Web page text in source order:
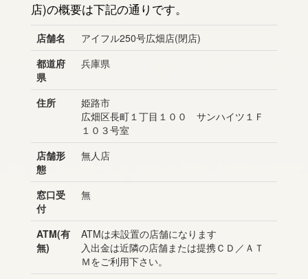
店)の概要は下記の通りです。
店舗名
アイフル250号広畑店(閉店)
都道府
県
兵庫県
住所
姫路市
広畑区長町１丁目１００ サンハイツ１Ｆ
１０３号室
店舗形
態
無人店
窓口受
付
無
ATM(有
無)
ATMは未設置の店舗になります
入出金は近隣の店舗または提携ＣＤ／ＡＴ
Ｍをご利用下さい。